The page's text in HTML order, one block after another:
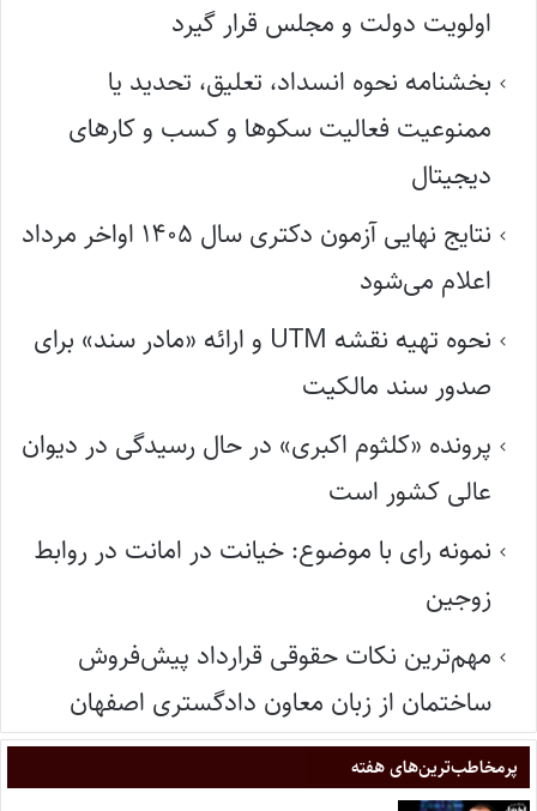
اولویت دولت و مجلس قرار گیرد
بخشنامه نحوه انسداد، تعلیق، تحدید یا
ممنوعیت فعالیت سکوها و کسب و کارهای
دیجیتال
نتایج نهایی آزمون دکتری سال ۱۴۰۵ اواخر مرداد
اعلام می‌شود
نحوه تهیه نقشه UTM و ارائه «مادر سند» برای
صدور سند مالکیت
پرونده «کلثوم اکبری» در حال رسیدگی در دیوان
عالی کشور است
نمونه رای با موضوع: خیانت در امانت در روابط
زوجین
مهم‌ترین نکات حقوقی قرارداد پیش‌فروش
ساختمان از زبان معاون دادگستری اصفهان
پر‌مخاطب‌ترین‌های هفته